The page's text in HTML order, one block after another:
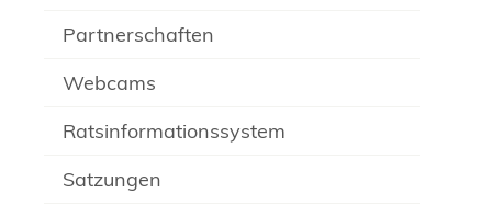
Partnerschaften
Webcams
Ratsinformationssystem
Satzungen